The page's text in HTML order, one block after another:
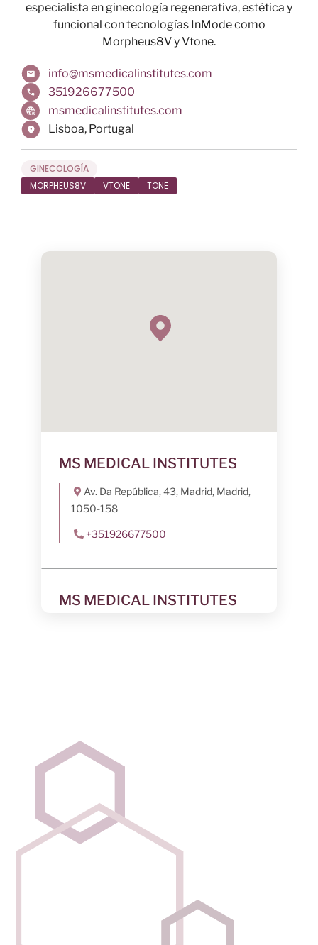
especialista en ginecología regenerativa, estética y
funcional con tecnologías InMode como
Morpheus8V y Vtone.
info@msmedicalinstitutes.com
351926677500
msmedicalinstitutes.com
Lisboa, Portugal
GINECOLOGÍA
MORPHEUS8V
VTONE TONE
MS MEDICAL INSTITUTES
Av. Da República, 43, Madrid, Madrid,
1050-158
+351926677500
MS MEDICAL INSTITUTES